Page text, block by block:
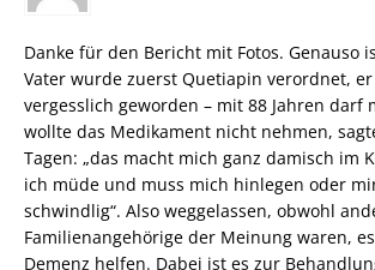
Danke für den Bericht mit Fotos. Genauso
Vater wurde zuerst Quetiapin verordnet,
vergesslich geworden – mit 88 Jahren darf
wollte das Medikament nicht nehmen,
Tagen: „das macht mich ganz damisch im
ich müde und muss mich hinlegen oder
schwindlig“. Also weggelassen, obwohl
Familienangehörige der Meinung waren,
Demenz helfen. Dabei ist es zur